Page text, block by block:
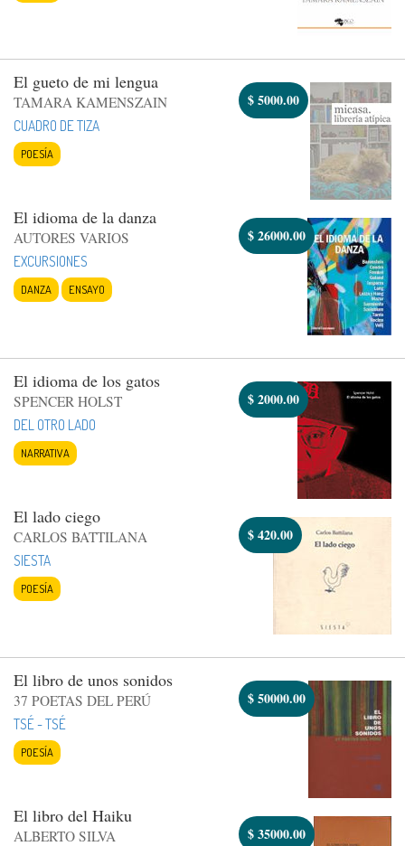
El gueto de mi lengua
TAMARA KAMENSZAIN
CUADRO DE TIZA
POESÍA
$5000.00
El idioma de la danza
AUTORES VARIOS
EXCURSIONES
DANZA ENSAYO
$26000.00
El idioma de los gatos
SPENCER HOLST
DEL OTRO LADO
NARRATIVA
$2000.00
El lado ciego
CARLOS BATTILANA
SIESTA
POESÍA
$420.00
El libro de unos sonidos
37 POETAS DEL PERÚ
TSÉ - TSÉ
POESÍA
$50000.00
El libro del Haiku
ALBERTO SILVA
$35000.00